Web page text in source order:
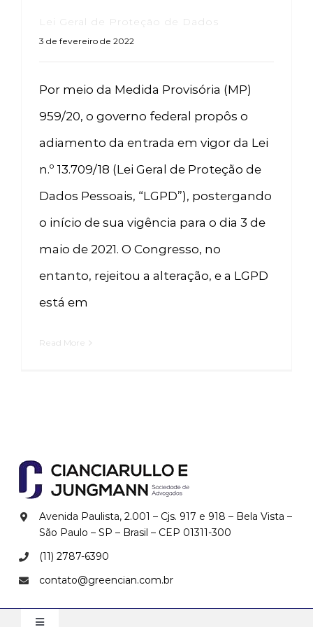
Lei Geral de Proteção de Dados
3 de fevereiro de 2022
Por meio da Medida Provisória (MP)
959/20, o governo federal propôs o
adiamento da entrada em vigor da Lei
n.º 13.709/18 (Lei Geral de Proteção de
Dados Pessoais, “LGPD”), postergando
o início de sua vigência para o dia 3 de
maio de 2021. O Congresso, no
entanto, rejeitou a alteração, e a LGPD
está em
Read More
Avenida Paulista, 2.001 – Cjs. 917 e 918 – Bela Vista –
São Paulo – SP – Brasil – CEP 01311-300
(11) 2787-6390
contato@greencian.com.br